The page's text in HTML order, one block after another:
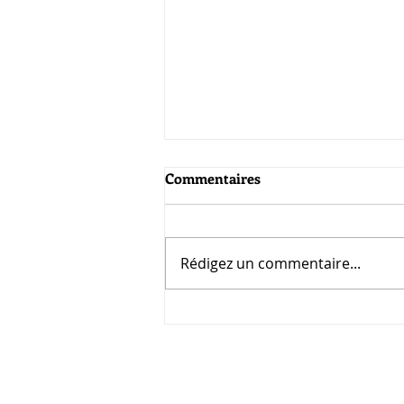
Notre CA recrute!
Commentaires
Rédigez un commentaire...